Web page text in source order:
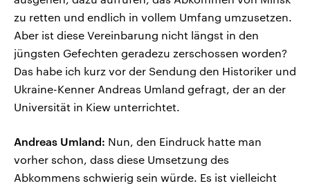
zu retten und endlich in vollem Umfang umzusetzen.
Aber ist diese Vereinbarung nicht längst in den
jüngsten Gefechten geradezu zerschossen worden?
Das habe ich kurz vor der Sendung den Historiker und
Ukraine-Kenner Andreas Umland gefragt, der an der
Universität in Kiew unterrichtet.
Andreas Umland: Nun, den Eindruck hatte man
vorher schon, dass diese Umsetzung des
Abkommens schwierig sein würde. Es ist vielleicht